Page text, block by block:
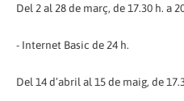
Del 2 al 28 de març, de 17.30 h. a
- Internet Basic de 24 h.
Del 14 d’abril al 15 de maig, de